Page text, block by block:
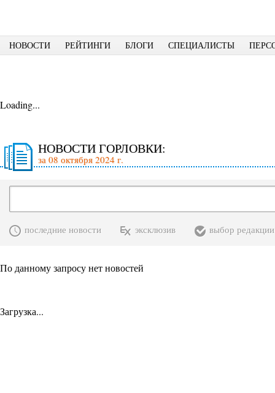
НОВОСТИ РЕЙТИНГИ БЛОГИ СПЕЦИАЛИСТЫ
Loading...
НОВОСТИ ГОРЛОВКИ:
за 08 октября 2024 г.
последние новости эксклюзив выбор редакции
По данному запросу нет новостей
Загрузка...